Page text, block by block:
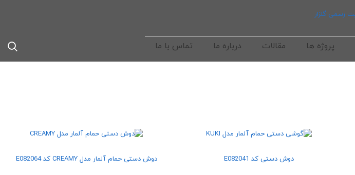
پروژه ها مقالات درباره ما تماس با ما
دوش دستی کد E082041 دوش دستی حمام آلمار مدل CREAMY کد E082064